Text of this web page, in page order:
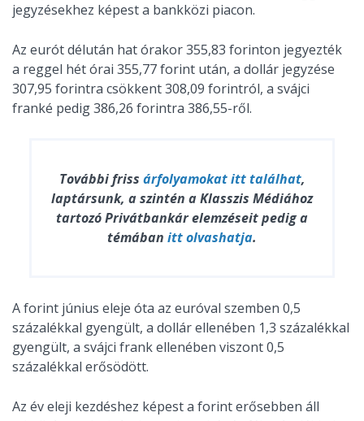
jegyzésekhez képest a bankközi piacon.
Az eurót délután hat órakor 355,83 forinton jegyezték
a reggel hét órai 355,77 forint után, a dollár jegyzése
307,95 forintra csökkent 308,09 forintról, a svájci
franké pedig 386,26 forintra 386,55-ről.
További friss árfolyamokat itt találhat,
laptársunk, a szintén a Klasszis Médiához
tartozó Privátbankár elemzéseit pedig a
témában itt olvashatja.
A forint június eleje óta az euróval szemben 0,5
százalékkal gyengült, a dollár ellenében 1,3 százalékkal
gyengült, a svájci frank ellenében viszont 0,5
százalékkal erősödött.
Az év eleji kezdéshez képest a forint erősebben áll